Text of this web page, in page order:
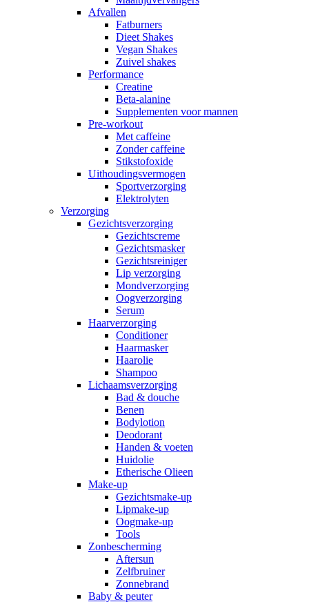
Afvallen
Fatburners
Dieet Shakes
Vegan Shakes
Zuivel shakes
Performance
Creatine
Beta-alanine
Supplementen voor mannen
Pre-workout
Met caffeine
Zonder caffeine
Stikstofoxide
Uithoudingsvermogen
Sportverzorging
Elektrolyten
Verzorging
Gezichtsverzorging
Gezichtscreme
Gezichtsmasker
Gezichtsreiniger
Lip verzorging
Mondverzorging
Oogverzorging
Serum
Haarverzorging
Conditioner
Haarmasker
Haarolie
Shampoo
Lichaamsverzorging
Bad & douche
Benen
Bodylotion
Deodorant
Handen & voeten
Huidolie
Etherische Olieen
Make-up
Gezichtsmake-up
Lipmake-up
Oogmake-up
Tools
Zonbescherming
Aftersun
Zelfbruiner
Zonnebrand
Baby & peuter